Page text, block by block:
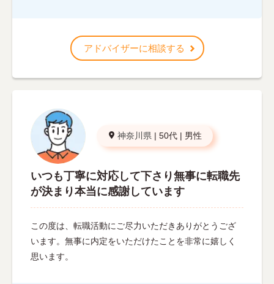
アドバイザーに相談する
神奈川県 | 50代 | 男性
いつも丁寧に対応して下さり無事に転職先
が決まり本当に感謝しています
この度は、転職活動にご尽力いただきありがとうござ
います。無事に内定をいただけたことを非常に嬉しく
思います。